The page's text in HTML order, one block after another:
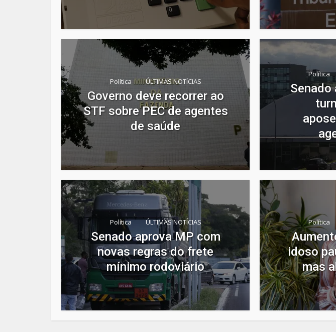
Política ÚLTIMAS NOTÍCIAS
Governo deve recorrer ao
STF sobre PEC de agentes
de saúde
Política
Senado
Política ÚLTIMAS NOTÍCIAS
Senado aprova MP com
novas regras do frete
mínimo rodoviário
Política
idoso
mas